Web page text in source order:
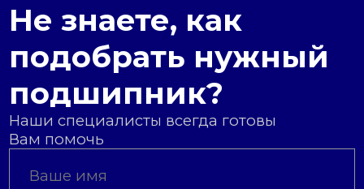
Не знаете, как
подобрать нужный
подшипник?
Наши специалисты всегда готовы
Вам помочь